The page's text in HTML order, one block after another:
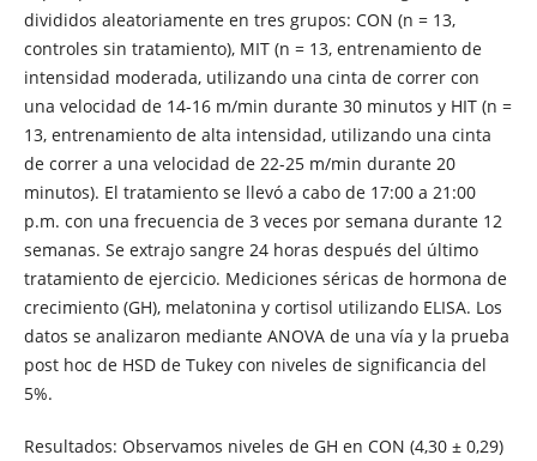
divididos aleatoriamente en tres grupos: CON (n = 13,
controles sin tratamiento), MIT (n = 13, entrenamiento de
intensidad moderada, utilizando una cinta de correr con
una velocidad de 14-16 m/min durante 30 minutos y HIT (n =
13, entrenamiento de alta intensidad, utilizando una cinta
de correr a una velocidad de 22-25 m/min durante 20
minutos). El tratamiento se llevó a cabo de 17:00 a 21:00
p.m. con una frecuencia de 3 veces por semana durante 12
semanas. Se extrajo sangre 24 horas después del último
tratamiento de ejercicio. Mediciones séricas de hormona de
crecimiento (GH), melatonina y cortisol utilizando ELISA. Los
datos se analizaron mediante ANOVA de una vía y la prueba
post hoc de HSD de Tukey con niveles de significancia del
5%.
Resultados: Observamos niveles de GH en CON (4,30 ± 0,29)